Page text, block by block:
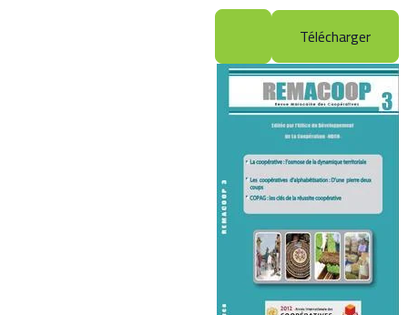
Télécharger